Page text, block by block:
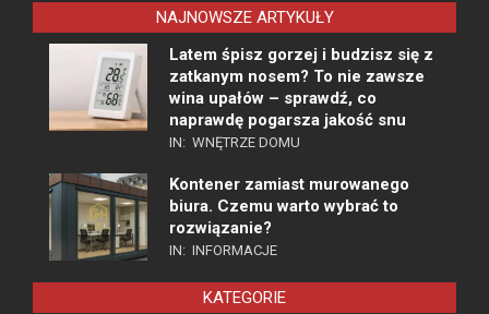
NAJNOWSZE ARTYKUŁY
Latem śpisz gorzej i budzisz się z
zatkanym nosem? To nie zawsze
wina upałów – sprawdź, co
naprawdę pogarsza jakość snu
IN: WNĘTRZE DOMU
Kontener zamiast murowanego
biura. Czemu warto wybrać to
rozwiązanie?
IN: INFORMACJE
KATEGORIE